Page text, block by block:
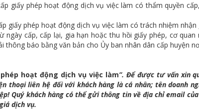
giấy phép hoạt động dịch vụ việc làm có thẩm quyền
giấy phép hoạt động dịch vụ việc làm có trách nhiệm nhận
ngày cấp, cấp lại, gia hạn hoặc thu hồi giấy phép, cơ
thông báo bằng văn bản cho Ủy ban nhân dân cấp huyện
hoạt động dịch vụ việc làm”. Để được tư vấn xin
thoại liên hệ đối với khách hàng là cá nhân; tên doanh
Quý khách hàng có thể gửi thông tin về địa chỉ email
dịch vụ.